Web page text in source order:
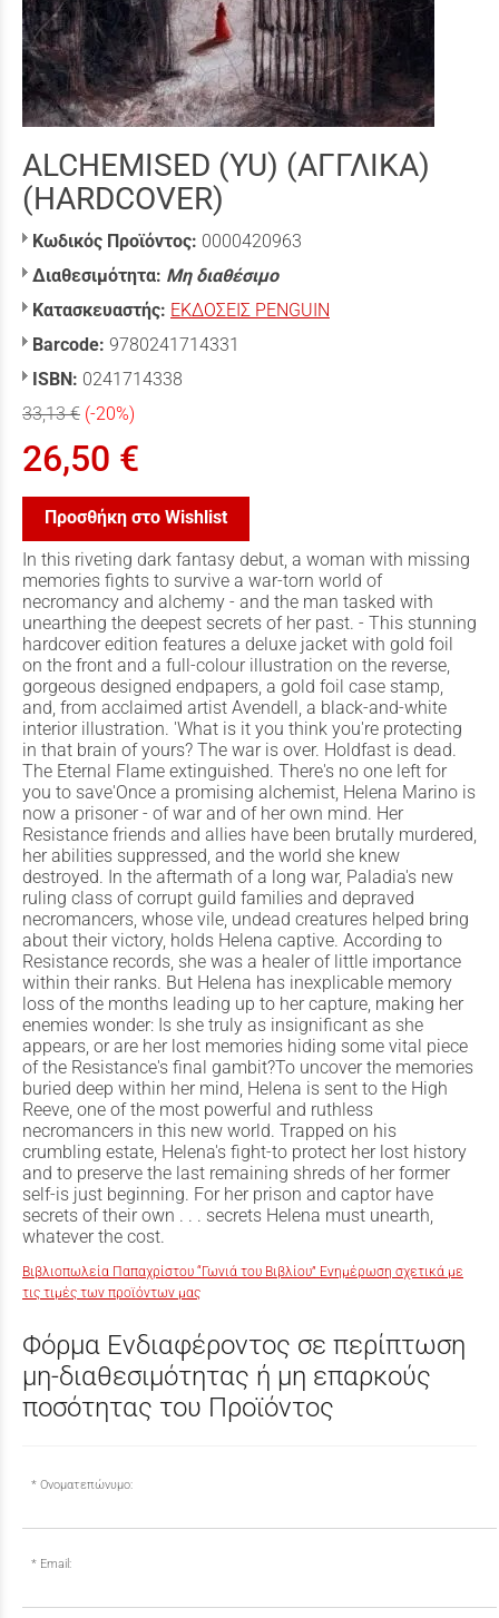
ALCHEMISED (YU) (ΑΓΓΛΙΚΑ)
(HARDCOVER)
Κωδικός Προϊόντος: 0000420963
Διαθεσιμότητα: Μη διαθέσιμο
Κατασκευαστής: ΕΚΔΟΣΕΙΣ PENGUIN
Barcode: 9780241714331
ISBN: 0241714338
33,13 € (-20%)
26,50 €
Προσθήκη στο Wishlist
In this riveting dark fantasy debut, a woman with missing
memories fights to survive a war-torn world of
necromancy and alchemy - and the man tasked with
unearthing the deepest secrets of her past. - This stunning
hardcover edition features a deluxe jacket with gold foil
on the front and a full-colour illustration on the reverse,
gorgeous designed endpapers, a gold foil case stamp,
and, from acclaimed artist Avendell, a black-and-white
interior illustration. 'What is it you think you're protecting
in that brain of yours? The war is over. Holdfast is dead.
The Eternal Flame extinguished. There's no one left for
you to save'Once a promising alchemist, Helena Marino is
now a prisoner - of war and of her own mind. Her
Resistance friends and allies have been brutally murdered,
her abilities suppressed, and the world she knew
destroyed. In the aftermath of a long war, Paladia's new
ruling class of corrupt guild families and depraved
necromancers, whose vile, undead creatures helped bring
about their victory, holds Helena captive. According to
Resistance records, she was a healer of little importance
within their ranks. But Helena has inexplicable memory
loss of the months leading up to her capture, making her
enemies wonder: Is she truly as insignificant as she
appears, or are her lost memories hiding some vital piece
of the Resistance's final gambit?To uncover the memories
buried deep within her mind, Helena is sent to the High
Reeve, one of the most powerful and ruthless
necromancers in this new world. Trapped on his
crumbling estate, Helena's fight-to protect her lost history
and to preserve the last remaining shreds of her former
self-is just beginning. For her prison and captor have
secrets of their own . . . secrets Helena must unearth,
whatever the cost.
Βιβλιοπωλεία Παπαχρίστου “Γωνιά του Βιβλίου” Ενημέρωση σχετικά με
τις τιμές των προϊόντων μας
Φόρμα Ενδιαφέροντος σε περίπτωση
μη-διαθεσιμότητας ή μη επαρκούς
ποσότητας του Προϊόντος
Ονοματεπώνυμο:
Email: